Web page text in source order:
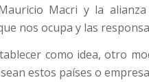
Macri y la
nos ocupa y las
como idea, otro
estos países o